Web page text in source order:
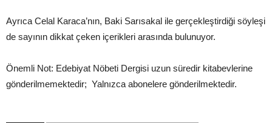
Ayrıca Celal Karaca’nın, Baki Sarısakal ile gerçekleştirdiği söyleşi
de sayının dikkat çeken içerikleri arasında bulunuyor.
Önemli Not: Edebiyat Nöbeti Dergisi uzun süredir kitabevlerine
gönderilmemektedir; Yalnızca abonelere gönderilmektedir.